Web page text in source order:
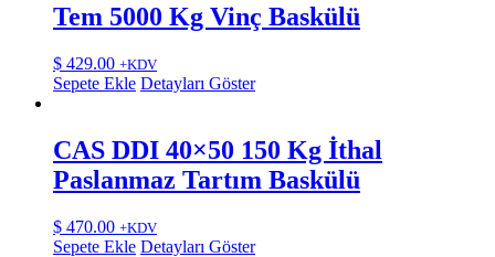
Tem 5000 Kg Vinç Baskülü
$ 429.00 +KDV
Sepete Ekle Detayları Göster
CAS DDI 40×50 150 Kg İthal
Paslanmaz Tartım Baskülü
$ 470.00 +KDV
Sepete Ekle Detayları Göster